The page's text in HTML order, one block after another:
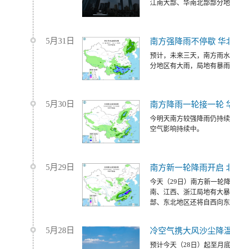
江南大部、华南北部部分
5月31日 南方强降雨不停歇 华
预计，未来三天，南方雨
分地区有大雨，局地有暴
5月30日 南方降雨一轮接一轮
今明天南方较强降雨仍持
空气影响持续中。
5月29日 南方新一轮降雨开启
今天（29日）南方新一轮
南、江西、浙江局地有大
部、东北地区还将自西向
5月28日 冷空气携大风沙尘降
预计今天（28日）起至月